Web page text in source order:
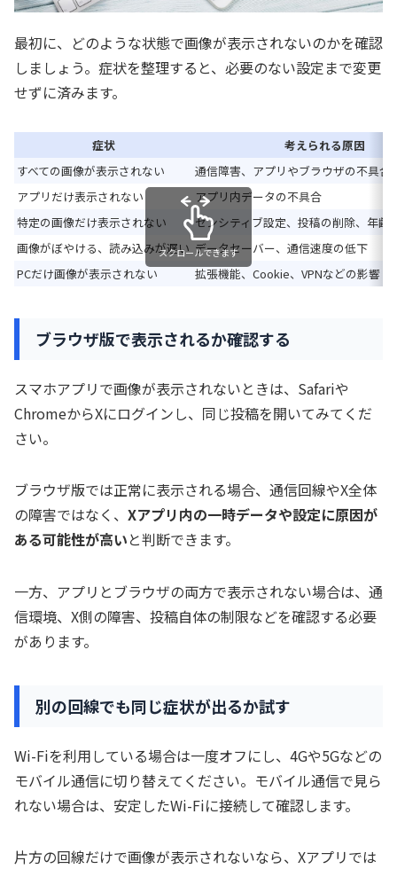
最初に、どのような状態で画像が表示されないのかを確認
しましょう。症状を整理すると、必要のない設定まで変更
せずに済みます。
症状
考えられる原因
すべての画像が表示されない
通信障害、アプリやブラウザの不具合
アプリだけ表示されない
アプリ内データの不具合
特定の画像だけ表示されない
センシティブ設定、投稿の削除、年齢
画像がぼやける、読み込みが遅い データセーバー、通信速度の低下
PCだけ画像が表示されない
拡張機能、Cookie、VPNなどの影響
スクロールできます
ブラウザ版で表示されるか確認する
スマホアプリで画像が表示されないときは、Safariや
ChromeからXにログインし、同じ投稿を開いてみてくだ
さい。
ブラウザ版では正常に表示される場合、通信回線やX全体
の障害ではなく、 Xアプリ内の一時データや設定に原因が
ある可能性が高いと判断できます。
一方、アプリとブラウザの両方で表示されない場合は、通
信環境、X側の障害、投稿自体の制限などを確認する必要
があります。
別の回線でも同じ症状が出るか試す
Wi-Fiを利用している場合は一度オフにし、4Gや5Gなどの
モバイル通信に切り替えてください。モバイル通信で見ら
れない場合は、安定したWi-Fiに接続して確認します。
片方の回線だけで画像が表示されないなら、Xアプリでは